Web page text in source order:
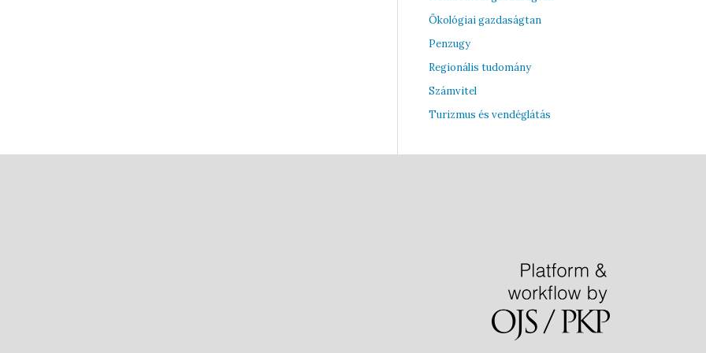
Ökológiai gazdaságtan
Penzugy
Regionális tudomány
Számvitel
Turizmus és vendéglátás